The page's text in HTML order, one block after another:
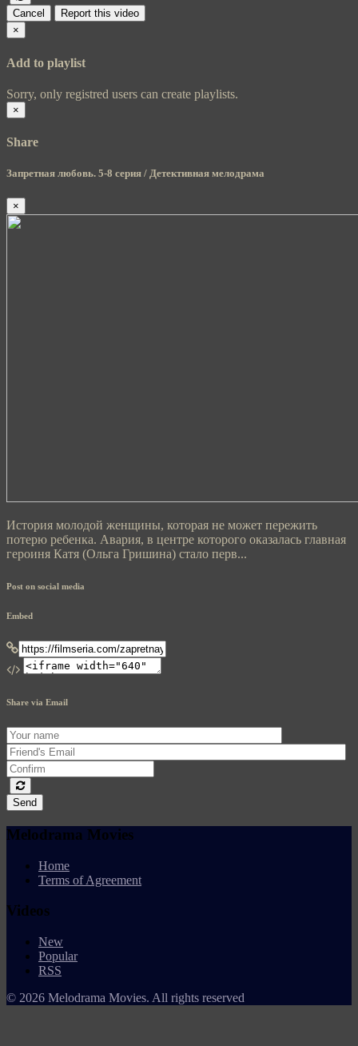
Cancel
Report this video
×
Add to playlist
Sorry, only registred users can create playlists.
×
Share
Запретная любовь. 5-8 серия / Детективная мелодрама
×
История молодой женщины, которая не может пережить
потерю ребенка. Авария, в центре которого оказалась главная
героиня Катя (Ольга Гришина) стало перв...
Post on social media
Embed
Share via Email
Send
Melodrama Movies
Home
Terms of Agreement
Videos
New
Popular
RSS
© 2026 Melodrama Movies. All rights reserved